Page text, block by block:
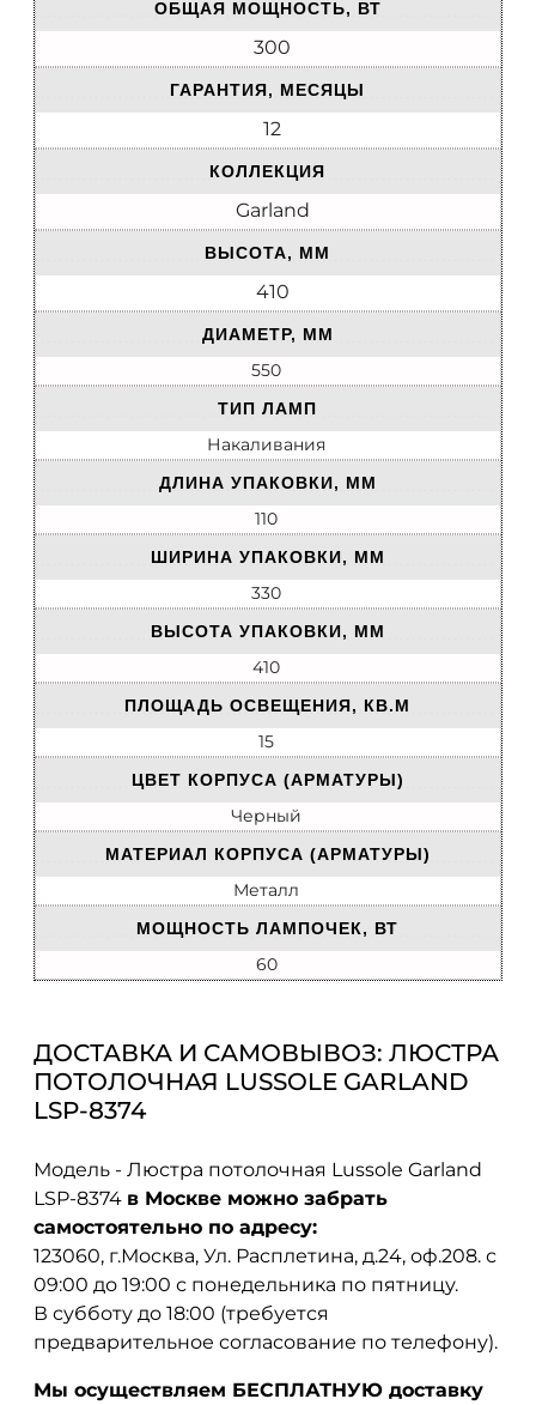
ОБЩАЯ МОЩНОСТЬ, ВТ
300
ГАРАНТИЯ, МЕСЯЦЫ
12
КОЛЛЕКЦИЯ
Garland
ВЫСОТА, ММ
410
ДИАМЕТР, ММ
550
ТИП ЛАМП
Накаливания
ДЛИНА УПАКОВКИ, ММ
110
ШИРИНА УПАКОВКИ, ММ
330
ВЫСОТА УПАКОВКИ, ММ
410
ПЛОЩАДЬ ОСВЕЩЕНИЯ, КВ.М
15
ЦВЕТ КОРПУСА (АРМАТУРЫ)
Черный
МАТЕРИАЛ КОРПУСА (АРМАТУРЫ)
Металл
МОЩНОСТЬ ЛАМПОЧЕК, ВТ
60
ДОСТАВКА И САМОВЫВОЗ: ЛЮСТРА
ПОТОЛОЧНАЯ LUSSOLE GARLAND
LSP-8374
Модель - Люстра потолочная Lussole Garland
LSP-8374 в Москве можно забрать
самостоятельно по адресу:
123060, г.Москва, Ул. Расплетина, д.24, оф.208. с
09:00 до 19:00 с понедельника по пятницу.
В субботу до 18:00 (требуется
предварительное согласование по телефону).
Мы осуществляем БЕСПЛАТНУЮ доставку